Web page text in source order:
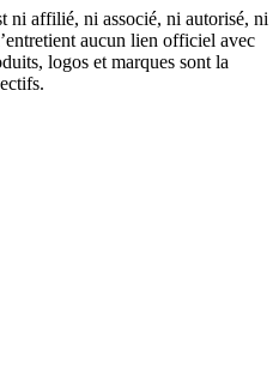
ni affilié, ni associé, ni autorisé, ni
aucun lien officiel avec
logos et marques sont la